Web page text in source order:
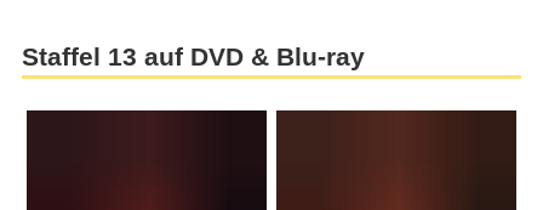
Staffel 13 auf DVD & Blu-ray